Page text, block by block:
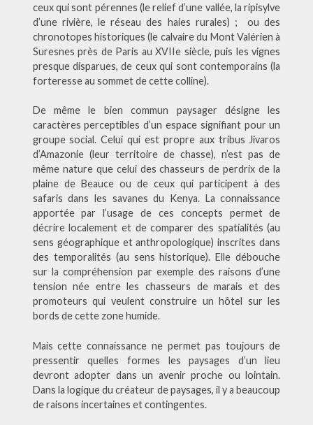
ceux qui sont pérennes (le relief d’une vallée, la ripisylve
d’une rivière, le réseau des haies rurales) ; ou des
chronotopes historiques (le calvaire du Mont Valérien à
Suresnes près de Paris au XVIIe siècle, puis les vignes
presque disparues, de ceux qui sont contemporains (la
forteresse au sommet de cette colline).
De même le bien commun paysager désigne les
caractères perceptibles d’un espace signifiant pour un
groupe social. Celui qui est propre aux tribus Jivaros
d’Amazonie (leur territoire de chasse), n’est pas de
même nature que celui des chasseurs de perdrix de la
plaine de Beauce ou de ceux qui participent à des
safaris dans les savanes du Kenya. La connaissance
apportée par l’usage de ces concepts permet de
décrire localement et de comparer des spatialités (au
sens géographique et anthropologique) inscrites dans
des temporalités (au sens historique). Elle débouche
sur la compréhension par exemple des raisons d’une
tension née entre les chasseurs de marais et des
promoteurs qui veulent construire un hôtel sur les
bords de cette zone humide.
Mais cette connaissance ne permet pas toujours de
pressentir quelles formes les paysages d’un lieu
devront adopter dans un avenir proche ou lointain.
Dans la logique du créateur de paysages, il y a beaucoup
de raisons incertaines et contingentes.